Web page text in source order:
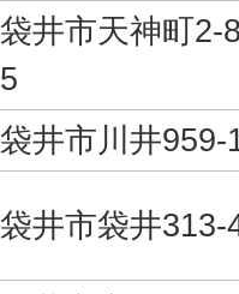
袋井市天神町2-
5
袋井市川井959-
袋井市袋井313-